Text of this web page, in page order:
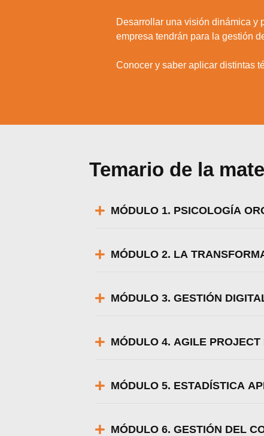
Desarrollar una visión dinámica y
empresa tendrán para la gestión
Conocer y saber aplicar distintas
Temario de la
MÓDULO 1. PSICOLOGÍA
MÓDULO 2. LA
MÓDULO 3. GESTIÓN
MÓDULO 4. AGILE
MÓDULO 5. ESTADÍSTICA
MÓDULO 6. GESTIÓN DEL